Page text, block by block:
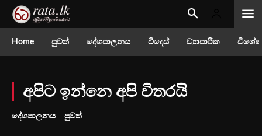
Home පුවත් දේශපාලනය විදෙස් ව්‍යාපාරික
අපිට ඉන්නෙ අපි විතරයි
දේශපාලනය පුවත්